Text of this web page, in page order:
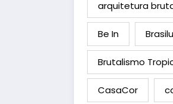
arquitetura
Be In
Brutalismo
CasaCor